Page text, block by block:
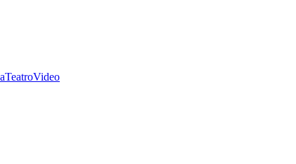
TeatroVideo